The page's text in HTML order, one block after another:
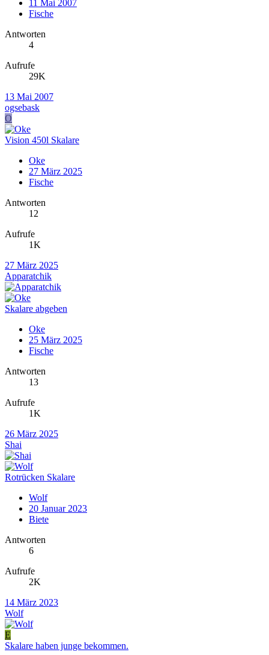
11 Mai 2007
Fische
Antworten
4
Aufrufe
29K
13 Mai 2007
ogsebask
O
Vision 450l Skalare
Oke
27 März 2025
Fische
Antworten
12
Aufrufe
1K
27 März 2025
Apparatchik
Skalare abgeben
Oke
25 März 2025
Fische
Antworten
13
Aufrufe
1K
26 März 2025
Shai
Rotrücken Skalare
Wolf
20 Januar 2023
Biete
Antworten
6
Aufrufe
2K
14 März 2023
Wolf
E
Skalare haben junge bekommen.